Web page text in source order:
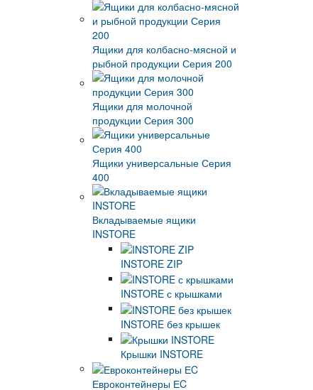
Ящики для колбасно-мясной и
рыбной продукции Серия 200
Ящики для молочной
продукции Серия 300
Ящики универсальные Серия
400
Вкладываемые ящики
INSTORE
INSTORE ZIP
INSTORE с крышками
INSTORE без крышек
Крышки INSTORE
Евроконтейнеры ЕC